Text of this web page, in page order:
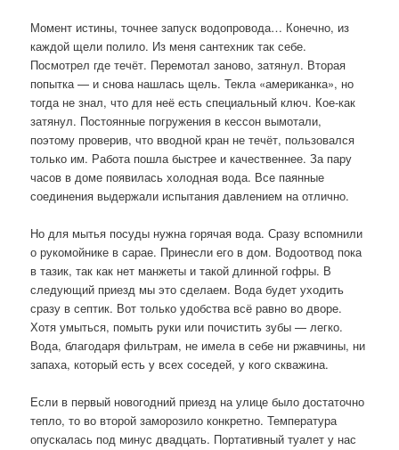
Момент истины, точнее запуск водопровода… Конечно, из
каждой щели полило. Из меня сантехник так себе.
Посмотрел где течёт. Перемотал заново, затянул. Вторая
попытка — и снова нашлась щель. Текла «американка», но
тогда не знал, что для неё есть специальный ключ. Кое-как
затянул. Постоянные погружения в кессон вымотали,
поэтому проверив, что вводной кран не течёт, пользовался
только им. Работа пошла быстрее и качественнее. За пару
часов в доме появилась холодная вода. Все паянные
соединения выдержали испытания давлением на отлично.
Но для мытья посуды нужна горячая вода. Сразу вспомнили
о рукомойнике в сарае. Принесли его в дом. Водоотвод пока
в тазик, так как нет манжеты и такой длинной гофры. В
следующий приезд мы это сделаем. Вода будет уходить
сразу в септик. Вот только удобства всё равно во дворе.
Хотя умыться, помыть руки или почистить зубы — легко.
Вода, благодаря фильтрам, не имела в себе ни ржавчины, ни
запаха, который есть у всех соседей, у кого скважина.
Если в первый новогодний приезд на улице было достаточно
тепло, то во второй заморозило конкретно. Температура
опускалась под минус двадцать. Портативный туалет у нас